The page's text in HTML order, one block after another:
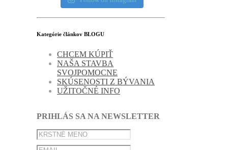
Kategórie článkov BLOGU
CHCEM KÚPIŤ
NAŠA STAVBA
SVOJPOMOCNE
SKÚSENOSTI Z BÝVANIA
UŽITOČNÉ INFO
PRIHLÁS SA NA NEWSLETTER